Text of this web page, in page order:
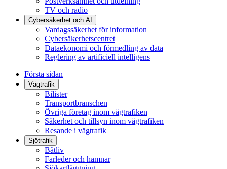
TV och radio
Cybersäkerhet och AI
Vardagssäkerhet för information
Cybersäkerhetscentret
Dataekonomi och förmedling av data
Reglering av artificiell intelligens
Första sidan
Vägtrafik
Bilister
Transportbranschen
Övriga företag inom vägtrafiken
Säkerhet och tillsyn inom vägtrafiken
Resande i vägtrafik
Sjötrafik
Båtliv
Farleder och hamnar